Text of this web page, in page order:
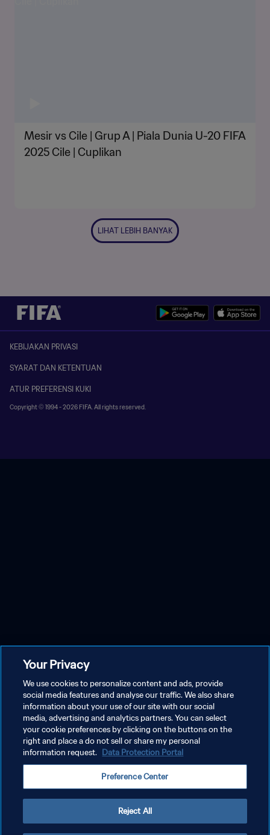
Mesir vs Cile | Grup A | Piala Dunia U-20 FIFA
2025 Cile | Cuplikan
LIHAT LEBIH BANYAK
KEBIJAKAN PRIVASI
SYARAT DAN KETENTUAN
ATUR PREFERENSI KUKI
Copyright © 1994 - 2026 FIFA. All rights reserved.
Your Privacy
We use cookies to personalize content and ads, provide
social media features and analyse our traffic. We also share
information about your use of our site with our social
media, advertising and analytics partners. You can select
your cookie preferences by clicking on the buttons on the
right and place a do not sell or share my personal
information request. Data Protection Portal
Preference Center
Reject All